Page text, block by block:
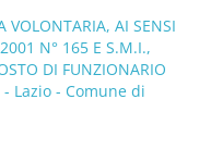
VOLONTARIA, AI SENSI
N° 165 E S.M.I.,
DI FUNZIONARIO
- Lazio - Comune di